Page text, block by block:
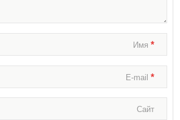
Имя*
E-mail*
Сайт